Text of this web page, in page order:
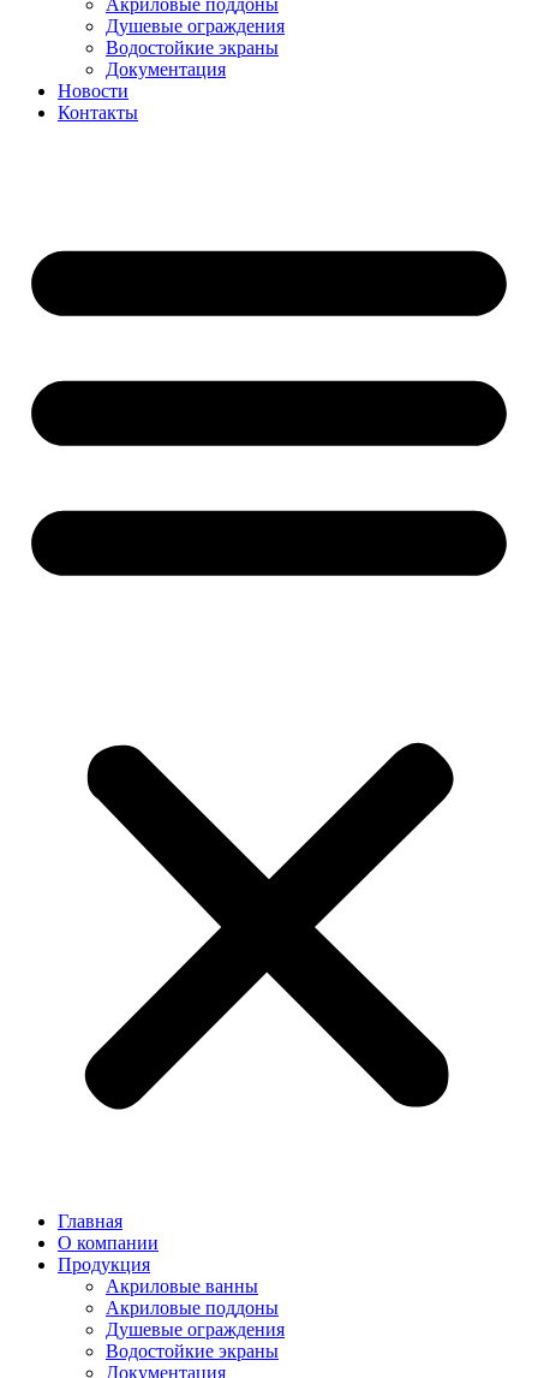
Акриловые поддоны
Душевые ограждения
Водостойкие экраны
Документация
Новости
Контакты
Главная
О компании
Продукция
Акриловые ванны
Акриловые поддоны
Душевые ограждения
Водостойкие экраны
Документация